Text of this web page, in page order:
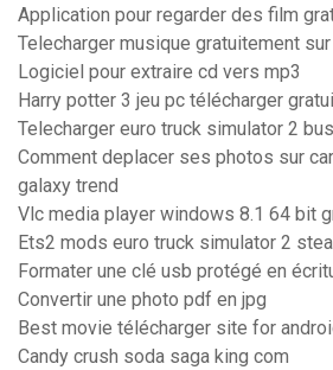
Application pour regarder des film
Telecharger musique gratuitement
Logiciel pour extraire cd vers mp3
Harry potter 3 jeu pc télécharger
Telecharger euro truck simulator 2 bus
Comment deplacer ses photos sur
galaxy trend
Vlc media player windows 8.1 64 bit
Ets2 mods euro truck simulator 2
Formater une clé usb protégé en
Convertir une photo pdf en jpg
Best movie télécharger site for
Candy crush soda saga king com